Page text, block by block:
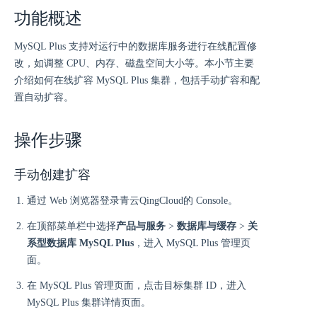
功能概述
MySQL Plus 支持对运行中的数据库服务进行在线配置修
改，如调整 CPU、内存、磁盘空间大小等。本小节主要
介绍如何在线扩容 MySQL Plus 集群，包括手动扩容和配
置自动扩容。
操作步骤
手动创建扩容
通过 Web 浏览器登录青云QingCloud的 Console。
在顶部菜单栏中选择产品与服务 > 数据库与缓存 > 关
系型数据库 MySQL Plus ，进入 MySQL Plus 管理页
面。
在 MySQL Plus 管理页面，点击目标集群 ID，进入
MySQL Plus 集群详情页面。